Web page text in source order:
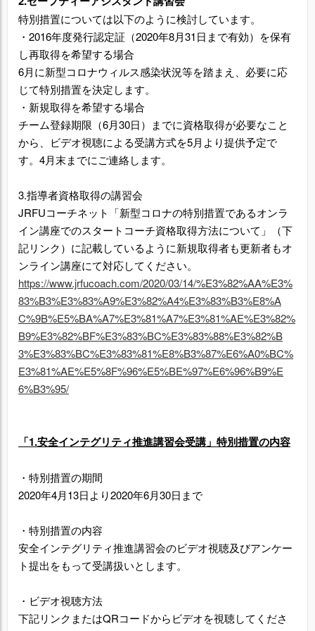
特別措置については以下のように検討しています。
・2016年度発行認定証（2020年8月31日まで有効）を保有
し再取得を希望する場合
6月に新型コロナウィルス感染状況等を踏まえ、必要に応
じて特別措置を決定します。
・新規取得を希望する場合
チーム登録期限（6月30日）までに資格取得が必要なこと
から、ビデオ視聴による受講方式を5月より提供予定で
す。4月末までにご連絡します。
3.指導者資格取得の講習会
JRFUコーチネット「新型コロナの特別措置であるオンラ
イン講座でのスタートコーチ資格取得方法について」（下
記リンク）に記載しているように新規取得者も更新者もオ
ンライン講座にて対応してください。
https://www.jrfucoach.com/2020/03/14/%E3%82%AA%E3%
83%B3%E3%83%A9%E3%82%A4%E3%83%B3%E8%A
C%9B%E5%BA%A7%E3%81%A7%E3%81%AE%E3%82%
B9%E3%82%BF%E3%83%BC%E3%83%88%E3%82%B
3%E3%83%BC%E3%83%81%E8%B3%87%E6%A0%BC%
E3%81%AE%E5%8F%96%E5%BE%97%E6%96%B9%E
6%B3%95/
「1.安全インテグリティ推進講習会受講」特別措置の内容
・特別措置の期間
2020年4月13日より2020年6月30日まで
・特別措置の内容
安全インテグリティ推進講習会のビデオ視聴及びアンケー
ト提出をもって受講扱いとします。
・ビデオ視聴方法
下記リンクまたはQRコードからビデオを視聴してくださ